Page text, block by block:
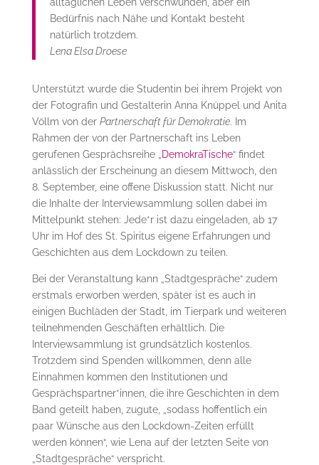
Bedürfnis nach Nähe und Kontakt besteht
natürlich trotzdem.
Lena Elsa Droese
Unterstützt wurde die Studentin bei ihrem Projekt von
der Fotografin und Gestalterin Anna Knüppel und Anita
Völlm von der Partnerschaft für Demokratie. Im
Rahmen der von der Partnerschaft ins Leben
gerufenen Gesprächsreihe „
DemokraTische“ findet
anlässlich der Erscheinung an diesem Mittwoch, den
8. September, eine offene Diskussion statt. Nicht nur
die Inhalte der Interviewsammlung sollen dabei im
Mittelpunkt stehen: Jede*r ist dazu eingeladen, ab 17
Uhr im Hof des St. Spiritus eigene Erfahrungen und
Geschichten aus dem Lockdown zu teilen.
Bei der Veranstaltung kann „Stadtgespräche“ zudem
erstmals erworben werden, später ist es auch in
einigen Buchläden der Stadt, im Tierpark und weiteren
teilnehmenden Geschäften erhältlich. Die
Interviewsammlung ist grundsätzlich kostenlos.
Trotzdem sind Spenden willkommen, denn alle
Einnahmen kommen den Institutionen und
Gesprächspartner*innen, die ihre Geschichten in dem
Band geteilt haben, zugute, „sodass hoffentlich ein
paar Wünsche aus den Lockdown-Zeiten erfüllt
werden können“, wie Lena auf der letzten Seite von
„Stadtgespräche“ verspricht.